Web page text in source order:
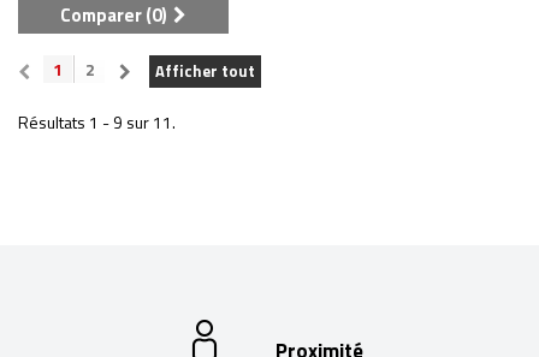
Comparer (0)
Afficher tout
1 2
Résultats 1 - 9 sur 11.
Proximité